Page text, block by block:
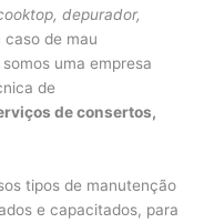
depurador,
caso de mau
uma empresa
de
de consertos,
tipos de manutenção
e capacitados, para